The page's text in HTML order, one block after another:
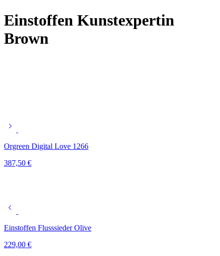
Einstoffen Kunstexpertin
Brown
Orgreen Digital Love 1266
387,50 €
Einstoffen Flusssieder Olive
229,00 €